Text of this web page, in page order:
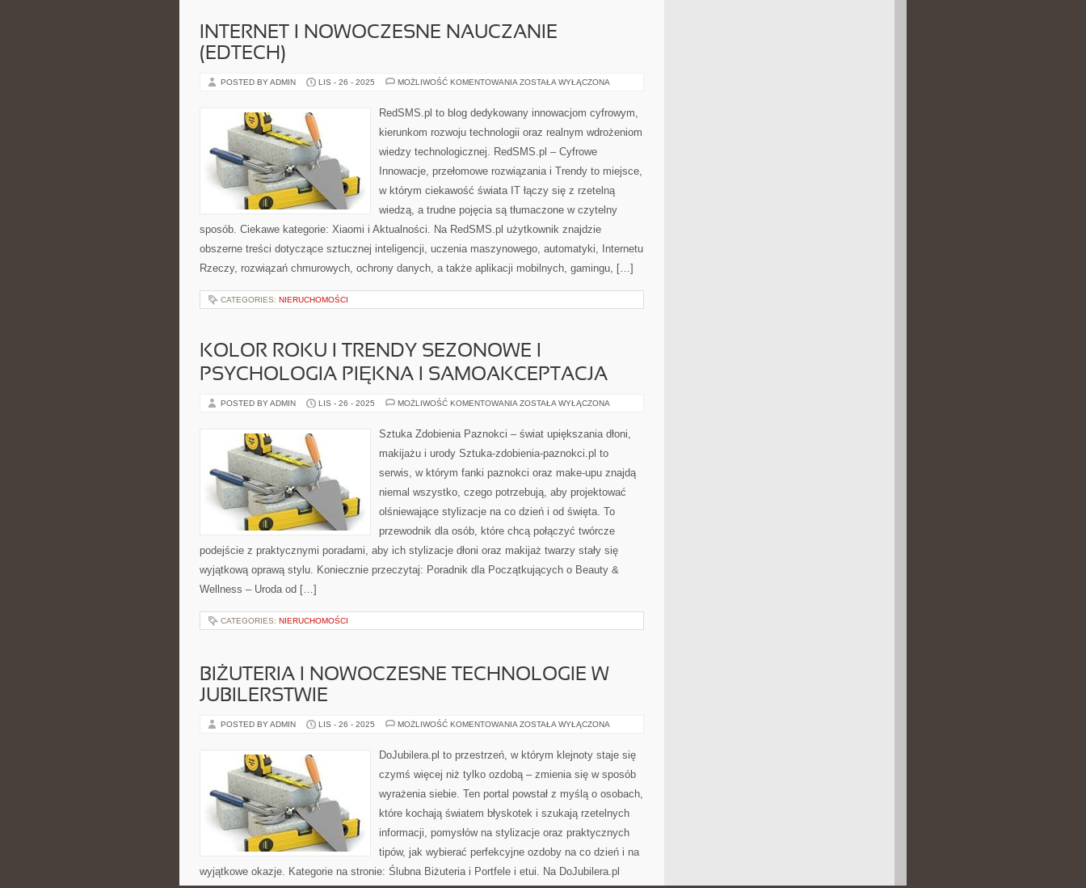
INTERNET I NOWOCZESNE NAUCZANIE
(EDTECH)
POSTED BY ADMIN LIS - 26 - 2025 MOŻLIWOŚĆ KOMENTOWANIA INTERNET
NAUCZANIE
(EDTECH)
ZOSTAŁA WYŁĄCZONA
RedSMS.pl to blog dedykowany innowacjom cyfrowym,
kierunkom rozwoju technologii oraz realnym wdrożeniom
wiedzy technologicznej. RedSMS.pl – Cyfrowe
Innowacje, przełomowe rozwiązania i Trendy to miejsce,
w którym ciekawość świata IT łączy się z rzetelną
wiedzą, a trudne pojęcia są tłumaczone w czytelny
sposób. Ciekawe kategorie: Xiaomi i Aktualności. Na RedSMS.pl użytkownik znajdzie
obszerne treści dotyczące sztucznej inteligencji, uczenia maszynowego, automatyki, Internetu
Rzeczy, rozwiązań chmurowych, ochrony danych, a także aplikacji mobilnych, gamingu, […]
CATEGORIES: NIERUCHOMOŚCI
KOLOR ROKU I TRENDY SEZONOWE I
PSYCHOLOGIA PIĘKNA I SAMOAKCEPTACJA
POSTED BY ADMIN LIS - 26 - 2025 MOŻLIWOŚĆ KOMENTOWANIA KOLOR
TRENDY
SEZONOWE
PSYCHOLOGIA
I
ZOSTAŁA WYŁĄCZONA
Sztuka Zdobienia Paznokci – świat upiększania dłoni,
makijażu i urody Sztuka-zdobienia-paznokci.pl to
serwis, w którym fanki paznokci oraz make-upu znajdą
niemal wszystko, czego potrzebują, aby projektować
olśniewające stylizacje na co dzień i od święta. To
przewodnik dla osób, które chcą połączyć twórcze
podejście z praktycznymi poradami, aby ich stylizacje dłoni oraz makijaż twarzy stały się
wyjątkową oprawą stylu. Koniecznie przeczytaj: Poradnik dla Początkujących o Beauty &
Wellness – Uroda od […]
CATEGORIES: NIERUCHOMOŚCI
BIŻUTERIA I NOWOCZESNE TECHNOLOGIE W
JUBILERSTWIE
POSTED BY ADMIN LIS - 26 - 2025 MOŻLIWOŚĆ KOMENTOWANIA BIŻUTERIA
TECHNOLOGIE
W
ZOSTAŁA WYŁĄCZONA
DoJubilera.pl to przestrzeń, w którym klejnoty staje się
czymś więcej niż tylko ozdobą – zmienia się w sposób
wyrażenia siebie. Ten portal powstał z myślą o osobach,
które kochają światem błyskotek i szukają rzetelnych
informacji, pomysłów na stylizacje oraz praktycznych
tipów, jak wybierać perfekcyjne ozdoby na co dzień i na
wyjątkowe okazje. Kategorie na stronie: Ślubna Biżuteria i Portfele i etui. Na DoJubilera.pl